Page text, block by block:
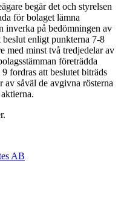
begär det och styrelsen
för bolaget lämna
inverka på bedömningen av
enligt punkterna 7-8
med minst två tredjedelar av
företrädda
fordras att beslutet biträds
av såväl de avgivna rösterna
AB